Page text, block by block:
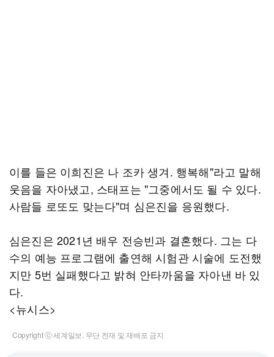
이를 들은 이희진은 나 조카 생겨. 행복해"라고 말해
웃음을 자아냈고, 스태프는 "그중에서도 될 수 있다.
사람들 로또도 맞는다"며 심은진을 응원했다.
심은진은 2021년 배우 전승빈과 결혼했다. 그는 다
수의 예능 프로그램에 출연해 시험관 시술에 도전했
지만 5번 실패했다고 밝혀 안타까움을 자아낸 바 있
다.
<뉴시스>
Copyright ⓒ 세계일보. 무단 전재 및 재배포 금지